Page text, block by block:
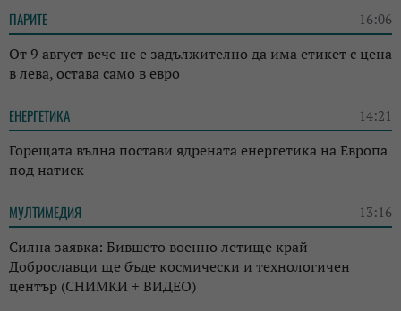
ПАРИТЕ 16:06
От 9 август вече не е задължително да има етикет с цена
в лева, остава само в евро
ЕНЕРГЕТИКА 14:21
Горещата вълна постави ядрената енергетика на Европа
под натиск
МУЛТИМЕДИЯ 13:16
Силна заявка: Бившето военно летище край
Доброславци ще бъде космически и технологичен
център (СНИМКИ + ВИДЕО)